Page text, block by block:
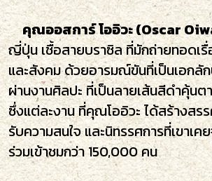
คุณออสการ์ โออิวะ (Oscar
ญี่ปุ่น เชื้อสายบราซิล ที่มักถ่ายทอดเ
และสังคม ด้วยอารมณ์ขันที่เป็นเอกลั
ผ่านงานศิลปะ ที่เป็นลายเส้นสีดำคุ้นต
ซึ่งแต่ละงาน ที่คุณโออิวะ ได้สร้างสร
รับความสนใจ และนิทรรศการที่เขาเ
ร่วมเข้าชมกว่า 150,000 คน⁣